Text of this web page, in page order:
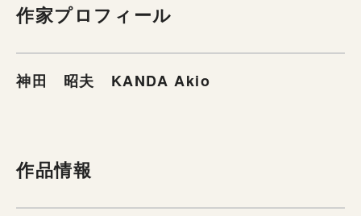
作家プロフィール
神田 昭夫 KANDA Akio
作品情報